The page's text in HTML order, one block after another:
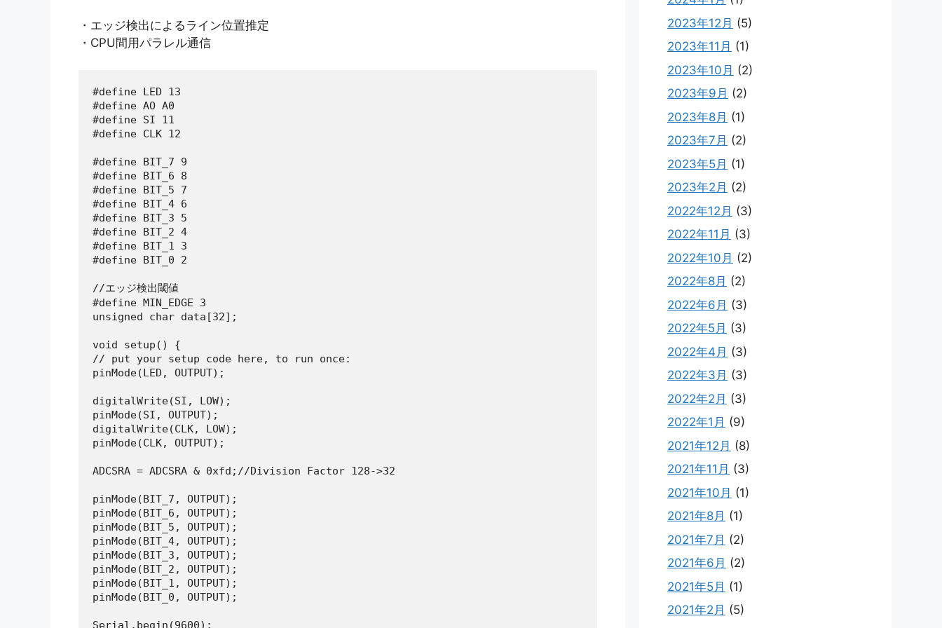
・エッジ検出によるライン位置推定
・CPU間用パラレル通信
#define LED 13
#define AO A0
#define SI 11
#define CLK 12
#define BIT_7 9
#define BIT_6 8
#define BIT_5 7
#define BIT_4 6
#define BIT_3 5
#define BIT_2 4
#define BIT_1 3
#define BIT_0 2
//エッジ検出閾値
#define MIN_EDGE 3
unsigned char data[32];
void setup() {
// put your setup code here, to run once:
pinMode(LED, OUTPUT);
digitalWrite(SI, LOW);
pinMode(SI, OUTPUT);
digitalWrite(CLK, LOW);
pinMode(CLK, OUTPUT);
ADCSRA = ADCSRA & 0xfd;//Division Factor 128->32
pinMode(BIT_7, OUTPUT);
pinMode(BIT_6, OUTPUT);
pinMode(BIT_5, OUTPUT);
pinMode(BIT_4, OUTPUT);
pinMode(BIT_3, OUTPUT);
pinMode(BIT_2, OUTPUT);
pinMode(BIT_1, OUTPUT);
pinMode(BIT_0, OUTPUT);
Serial.begin(9600);
2023年12月 (5)
2023年11月 (1)
2023年10月 (2)
2023年9月 (2)
2023年8月 (1)
2023年7月 (2)
2023年5月 (1)
2023年2月 (2)
2022年12月 (3)
2022年11月 (3)
2022年10月 (2)
2022年8月 (2)
2022年6月 (3)
2022年5月 (3)
2022年4月 (3)
2022年3月 (3)
2022年2月 (3)
2022年1月 (9)
2021年12月 (8)
2021年11月 (3)
2021年10月 (1)
2021年8月 (1)
2021年7月 (2)
2021年6月 (2)
2021年5月 (1)
2021年2月 (5)